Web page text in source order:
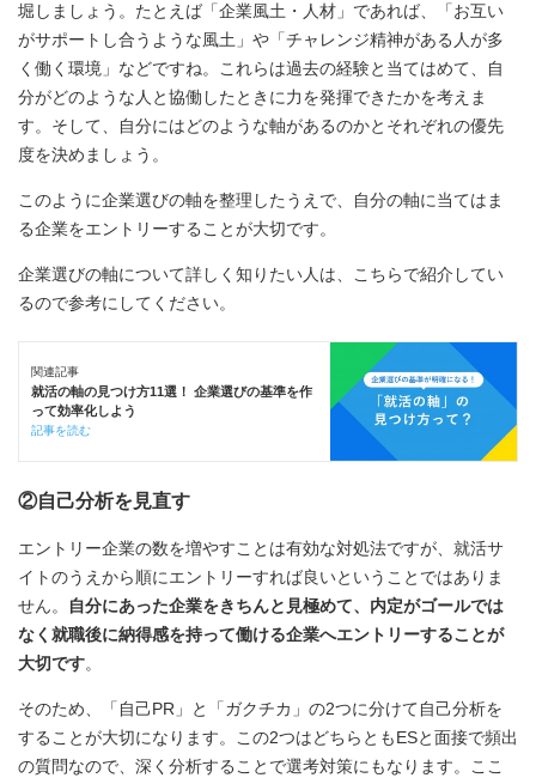
堀しましょう。たとえば「企業風土・人材」であれば、「お互い
がサポートし合うような風土」や「チャレンジ精神がある人が多
く働く環境」などですね。これらは過去の経験と当てはめて、自
分がどのような人と協働したときに力を発揮できたかを考えま
す。そして、自分にはどのような軸があるのかとそれぞれの優先
度を決めましょう。
このように企業選びの軸を整理したうえで、自分の軸に当てはま
る企業をエントリーすることが大切です。
企業選びの軸について詳しく知りたい人は、こちらで紹介してい
るので参考にしてください。
関連記事
就活の軸の見つけ方11選！ 企業選びの基準を作
って効率化しよう
記事を読む
②自己分析を見直す
エントリー企業の数を増やすことは有効な対処法ですが、就活サ
イトのうえから順にエントリーすれば良いということではありま
せん。
自分にあった企業をきちんと見極めて、内定がゴールでは
なく就職後に納得感を持って働ける企業へエントリーすることが
大切です。
そのため、「自己PR」と「ガクチカ」の2つに分けて自己分析を
することが大切になります。この2つはどちらともESと面接で頻出
の質問なので、深く分析することで選考対策にもなります。ここ